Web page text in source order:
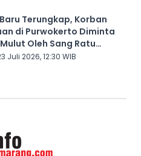
Terungkap, Korban
di Purwokerto Diminta
Oleh Sang Ratu
Bodong
Juli 2026, 12:30 WIB